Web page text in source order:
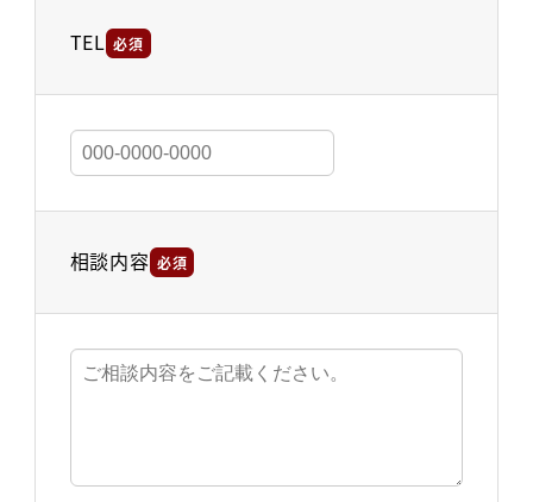
TEL 必須
相談内容 必須